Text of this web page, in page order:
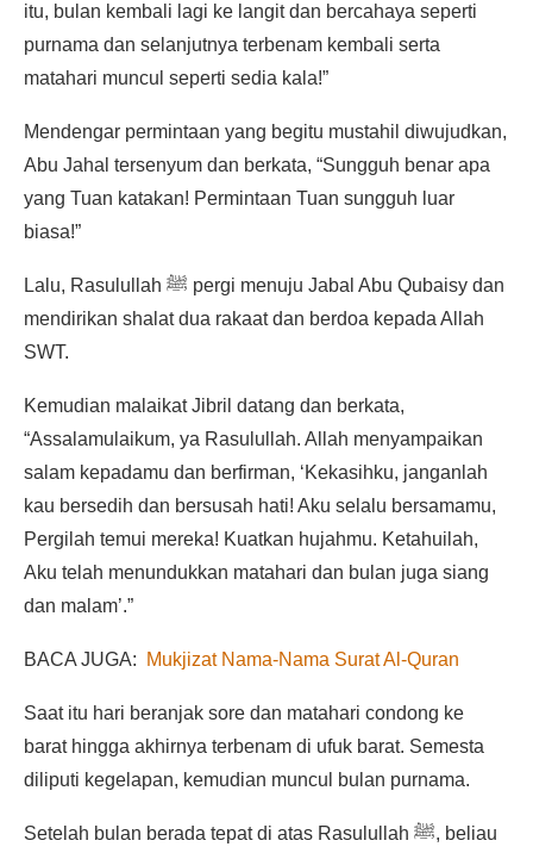
itu, bulan kembali lagi ke langit dan bercahaya seperti
purnama dan selanjutnya terbenam kembali serta
matahari muncul seperti sedia kala!”
Mendengar permintaan yang begitu mustahil diwujudkan,
Abu Jahal tersenyum dan berkata, “Sungguh benar apa
yang Tuan katakan! Permintaan Tuan sungguh luar
biasa!”
Lalu, Rasulullah ﷺ pergi menuju Jabal Abu Qubaisy dan
mendirikan shalat dua rakaat dan berdoa kepada Allah
SWT.
Kemudian malaikat Jibril datang dan berkata,
“Assalamulaikum, ya Rasulullah. Allah menyampaikan
salam kepadamu dan berfirman, ‘Kekasihku, janganlah
kau bersedih dan bersusah hati! Aku selalu bersamamu,
Pergilah temui mereka! Kuatkan hujahmu. Ketahuilah,
Aku telah menundukkan matahari dan bulan juga siang
dan malam’.”
BACA JUGA: Mukjizat Nama-Nama Surat Al-Quran
Saat itu hari beranjak sore dan matahari condong ke
barat hingga akhirnya terbenam di ufuk barat. Semesta
diliputi kegelapan, kemudian muncul bulan purnama.
Setelah bulan berada tepat di atas Rasulullah ﷺ, beliau